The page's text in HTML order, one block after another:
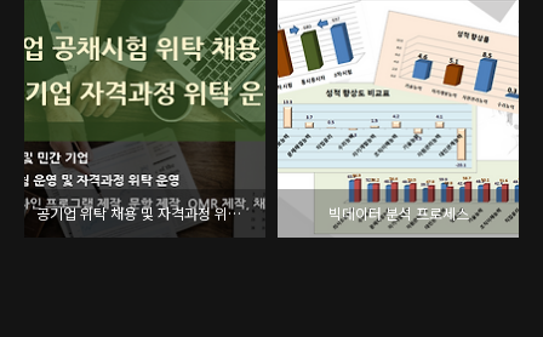
공기업 위탁 채용 및 자격과정 위탁 관리 빅데이터 분석 프로세스